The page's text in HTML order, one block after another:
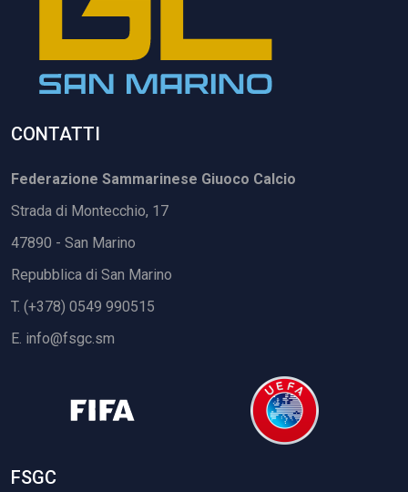
CONTATTI
Federazione Sammarinese Giuoco Calcio
Strada di Montecchio, 17
47890 - San Marino
Repubblica di San Marino
T. (+378) 0549 990515
E. info@fsgc.sm
FSGC